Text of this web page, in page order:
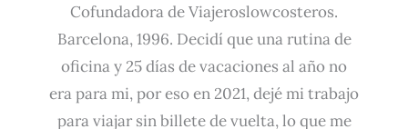
Cofundadora de Viajeroslowcosteros.
Barcelona, 1996. Decidí que una rutina de
oficina y 25 días de vacaciones al año no
era para mi, por eso en 2021, dejé mi trabajo
para viajar sin billete de vuelta, lo que me